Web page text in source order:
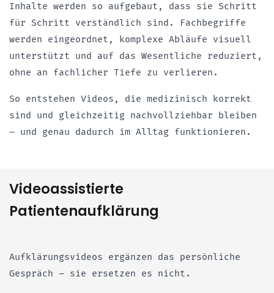
Inhalte werden so aufgebaut, dass sie Schritt
für Schritt verständlich sind. Fachbegriffe
werden eingeordnet, komplexe Abläufe visuell
unterstützt und auf das Wesentliche reduziert,
ohne an fachlicher Tiefe zu verlieren.
So entstehen Videos, die medizinisch korrekt
sind und gleichzeitig nachvollziehbar bleiben
– und genau dadurch im Alltag funktionieren.
Videoassistierte
Patientenaufklärung
Aufklärungsvideos ergänzen das persönliche
Gespräch – sie ersetzen es nicht.